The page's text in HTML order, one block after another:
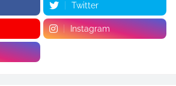
Twitter
Instagram